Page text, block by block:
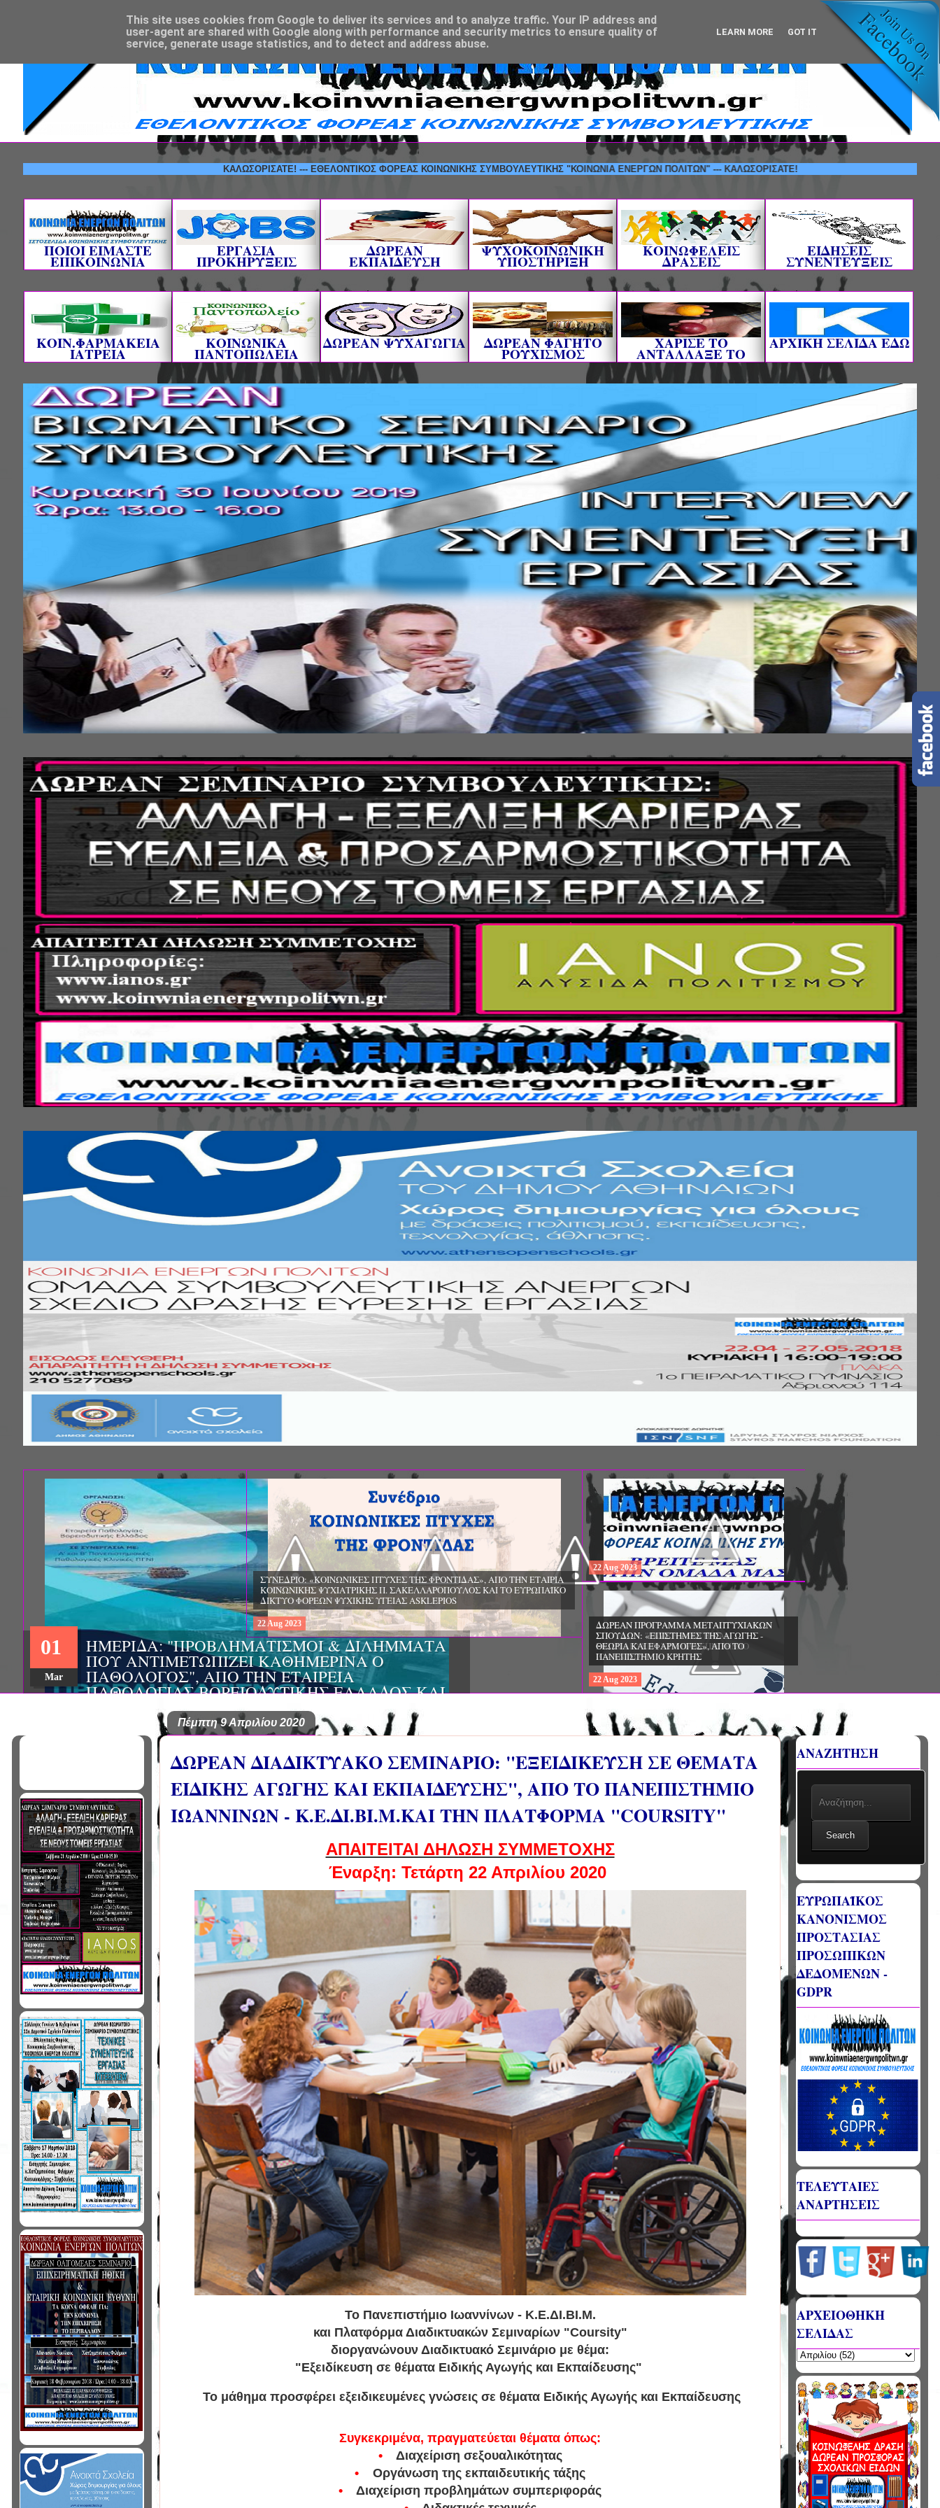
ΚΑΛΩΣΟΡΙΣΑΤΕ! --- ΕΘΕΛΟΝΤΙΚΟΣ ΦΟΡΕΑΣ ΚΟΙΝΩΝΙΚΗΣ ΣΥΜΒΟΥΛΕΥΤΙΚΗΣ "ΚΟΙΝΩΝΙΑ ΕΝΕΡΓΩΝ ΠΟΛΙΤΩΝ" --- ΚΑΛΩΣΟΡΙΣΑΤΕ!
ΠΟΙΟΙ ΕΙΜΑΣΤΕ
ΕΠΙΚΟΙΝΩΝΙΑ
ΕΡΓΑΣΙΑ
ΠΡΟΚΗΡΥΞΕΙΣ
ΔΩΡΕΑΝ
ΕΚΠΑΙΔΕΥΣΗ
ΨΥΧΟΚΟΙΝΩΝΙΚΗ
ΥΠΟΣΤΗΡΙΞΗ
ΚΟΙΝΩΦΕΛΕΙΣ
ΔΡΑΣΕΙΣ
ΕΙΔΗΣΕΙΣ
ΣΥΝΕΝΤΕΥΞΕΙΣ
ΚΟΙΝ.ΦΑΡΜΑΚΕΙΑ
ΙΑΤΡΕΙΑ
ΚΟΙΝΩΝΙΚΑ
ΠΑΝΤΟΠΩΛΕΙΑ
ΔΩΡΕΑΝ ΨΥΧΑΓΩΓΙΑ ΔΩΡΕΑΝ ΦΑΓΗΤΟ
ΡΟΥΧΙΣΜΟΣ
ΧΑΡΙΣΕ ΤΟ
ΑΝΤΑΛΛΑΞΕ ΤΟ
AΡΧΙΚΗ ΣΕΛΙΔΑ ΕΔΩ
ΗΜΕΡΙΔΑ: "ΠΡΟΒΛΗΜΑΤΙΣΜΟΙ & ΔΙΛΗΜΜΑΤΑ
ΠΟΥ ΑΝΤΙΜΕΤΩΠΙΖΕΙ ΚΑΘΗΜΕΡΙΝΑ O
ΠΑΘΟΛΟΓΟΣ", ΑΠΟ ΤΗΝ ΕΤΑΙΡΕΙΑ
ΠΑΘΟΛΟΓΙΑΣ ΒΟΡΕΙΟΔΥΤΙΚΗΣ ΕΛΛΑΔΟΣ ΚΑΙ
ΤΙΣ Α' & Β' ΠΑΝΕΠΙΣΤΗΜΙΑΚΕΣ ΠΑΘΟΛΟΓΙΚΕΣ
ΚΛΙΝΙΚΕΣ ΠΓΝΙ
01
Mar
ΣΥΝΕΔΡΙΟ: «ΚΟΙΝΩΝΙΚΕΣ ΠΤΥΧΕΣ ΤΗΣ
ΦΡΟΝΤΙΔΑΣ», ΑΠΟ ΤΗΝ ΕΤΑΙΡΙΑ ΚΟΙΝΩΝΙΚΗΣ
ΨΥΧΙΑΤΡΙΚΗΣ Π. ΣΑΚΕΛΛΑΡΟΠΟΥΛΟΣ ΚΑΙ ΤΟ
EΥΡΩΠΑΪΚΟ ΔΙΚΤΥΟ ΦΟΡΕΩΝ ΨΥΧΙΚΗΣ
ΥΓΕΙΑΣ ΑSKLEPIOS
22Aug 22Aug 2023
ΔΩΡΕΑΝ ΠΡΟΓΡΑΜΜΑ ΜΕΤΑΠΤΥΧΙΑΚΩΝ
ΣΠΟΥΔΩΝ: "ΕΙΔΙΚΗ ΑΓΩΓΗ ΚΑΙ
ΕΚΠΑΙΔΕΥΣΗ", ΣΤΟ ΠΑΝΕΠΙΣΤΗΜΙΟ
ΔΩΡΕΑΝ ΠΡΟΓΡΑΜΜΑ ΜΕΤΑΠΤΥΧΙΑΚΩΝ
ΣΠΟΥΔΩΝ: «ΕΠΙΣΤΗΜΕΣ ΤΗΣ ΑΓΩΓΗΣ -
ΘΕΩΡΙΑ ΚΑΙ ΕΦΑΡΜΟΓΕΣ», ΑΠΟ ΤΟ
Πέμπτη 9 Απριλίου 2020
ΔΩΡΕΑΝ ΔΙΑΔΙΚΤΥΑΚΟ ΣΕΜΙΝΑΡΙΟ: "ΕΞΕΙΔΙΚΕΥΣΗ ΣΕ ΘΕΜΑΤΑ
ΕΙΔΙΚΗΣ ΑΓΩΓΗΣ ΚΑΙ ΕΚΠΑΙΔΕΥΣΗΣ", AΠO TO ΠΑΝΕΠΙΣΤΗΜΙΟ
ΙΩΑΝΝΙΝΩΝ - Κ.Ε.ΔΙ.ΒΙ.Μ.ΚΑΙ ΤΗΝ ΠΛΑΤΦΟΡΜΑ "COURSITY"
ΑΠΑΙΤΕΙΤΑΙ ΔΗΛΩΣΗ ΣΥΜΜΕΤΟΧΗΣ
Έναρξη: Τετάρτη 22 Απριλίου 2020
To Πανεπιστήμιο Ιωαννίνων - Κ.Ε.ΔΙ.ΒΙ.Μ.
και Πλατφόρμα Διαδικτυακών Σεμιναρίων "Coursity"
διοργανώνουν Διαδικτυακό Σεμινάριο με θέμα:
"Εξειδίκευση σε θέματα Ειδικής Αγωγής και Εκπαίδευσης"
Το μάθημα προσφέρει εξειδικευμένες γνώσεις σε θέματα Ειδικής Αγωγής και Εκπαίδευσης
Συγκεκριμένα, πραγματεύεται θέματα όπως:
•Διαχείριση σεξουαλικότητας
• Οργάνωση της εκπαιδευτικής τάξης
• Διαχείριση προβλημάτων συμπεριφοράς
ΑΝΑΖΗΤΗΣΗ
Search
ΕΥΡΩΠΑΪΚΟΣ
ΚΑΝΟΝΙΣΜΟΣ
ΠΡΟΣΤΑΣΙΑΣ
ΠΡΟΣΩΠΙΚΩΝ
ΔΕΔΟΜΕΝΩΝ -
GDPR
ΤΕΛΕΥΤΑΙΕΣ
ΑΝΑΡΤΗΣΕΙΣ
ΑΡΧΕΙΟΘΗΚΗ
ΣΕΛΙΔΑΣ
This site uses cookies from Google to deliver its services and to analyze traffic. Your IP address and
user-agent are shared with Google along with performance and security metrics to ensure quality of
service, generate usage statistics, and to detect and address abuse.
LEARN MORE GOT IT